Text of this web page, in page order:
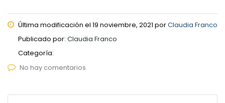
Última modificación el 19 noviembre, 2021 porClaudia Franco
Publicado por: Claudia Franco
Categoría:
No hay comentarios